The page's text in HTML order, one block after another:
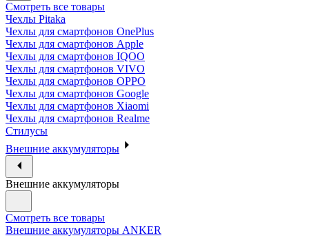
Смотреть все товары
Чехлы Pitaka
Чехлы для смартфонов OnePlus
Чехлы для смартфонов Apple
Чехлы для смартфонов IQOO
Чехлы для смартфонов VIVO
Чехлы для смартфонов OPPO
Чехлы для смартфонов Google
Чехлы для смартфонов Xiaomi
Чехлы для смартфонов Realme
Стилусы
Внешние аккумуляторы
Внешние аккумуляторы
Смотреть все товары
Внешние аккумуляторы ANKER